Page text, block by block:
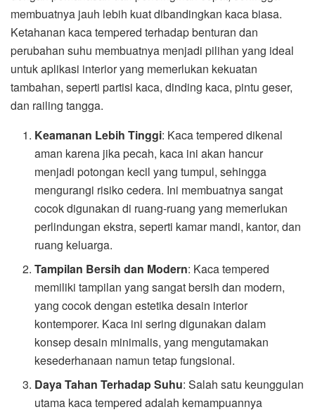
membuatnya jauh lebih kuat dibandingkan kaca biasa.
Ketahanan kaca tempered terhadap benturan dan
perubahan suhu membuatnya menjadi pilihan yang ideal
untuk aplikasi interior yang memerlukan kekuatan
tambahan, seperti partisi kaca, dinding kaca, pintu geser,
dan railing tangga.
Keamanan Lebih Tinggi: Kaca tempered dikenal
aman karena jika pecah, kaca ini akan hancur
menjadi potongan kecil yang tumpul, sehingga
mengurangi risiko cedera. Ini membuatnya sangat
cocok digunakan di ruang-ruang yang memerlukan
perlindungan ekstra, seperti kamar mandi, kantor, dan
ruang keluarga.
Tampilan Bersih dan Modern: Kaca tempered
memiliki tampilan yang sangat bersih dan modern,
yang cocok dengan estetika desain interior
kontemporer. Kaca ini sering digunakan dalam
konsep desain minimalis, yang mengutamakan
kesederhanaan namun tetap fungsional.
Daya Tahan Terhadap Suhu: Salah satu keunggulan
utama kaca tempered adalah kemampuannya